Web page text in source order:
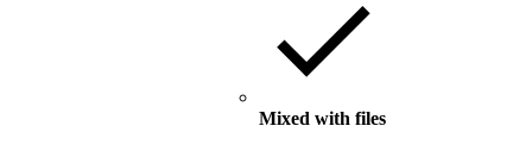
Mixed with files